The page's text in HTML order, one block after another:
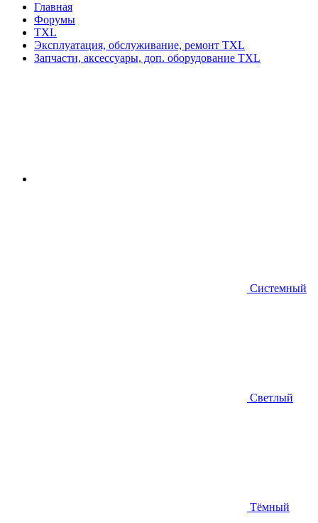
Главная
Форумы
TXL
Эксплуатация, обслуживание, ремонт TXL
Запчасти, аксессуары, доп. оборудование TXL
Системный
Светлый
Тёмный